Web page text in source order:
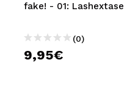
fake! - 01: Lashextase
(0)
9,95€